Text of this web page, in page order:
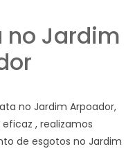
no Jardim
no Jardim Arpoador,
, realizamos
de esgotos no Jardim